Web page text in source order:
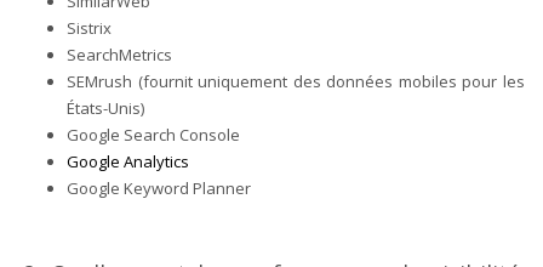
Sistrix
SearchMetrics
SEMrush (fournit uniquement des données mobiles pour les
États-Unis)
Google Search Console
Google Analytics
Google Keyword Planner